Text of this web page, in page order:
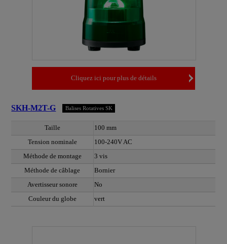
Cliquez ici pour plus de détails
SKH-M2T-G Balises Rotatives SK
Taille
100 mm
Tension nominale
100-240V AC
Méthode de montage
3 vis
Méthode de câblage
Bornier
Avertisseur sonore
No
Couleur du globe
vert